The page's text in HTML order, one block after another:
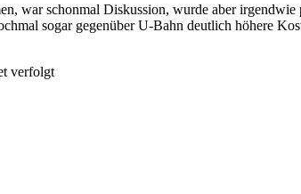
war schonmal Diskussion, wurde aber
sogar gegenüber U-Bahn deutlich höhere
verfolgt